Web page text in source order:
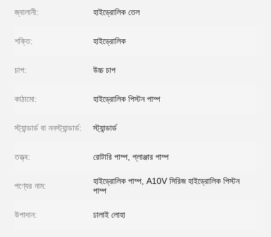
জ্বালানী: হাইড্রোলিক তেল
শক্তি: হাইড্রোলিক
চাপ: উচ্চ চাপ
কাঠামো: হাইড্রোলিক পিস্টন পাম্প
স্ট্যান্ডার্ড বা ননস্ট্যান্ডার্ড: স্ট্যান্ডার্ড
তত্ত্ব: রোটারি পাম্প, প্লাঞ্জার পাম্প
পণ্যের নাম:
হাইড্রোলিক পাম্প, A10V সিরিজ হাইড্রোলিক পিস্টন
পাম্প
উপাদান: ঢালাই লোহা